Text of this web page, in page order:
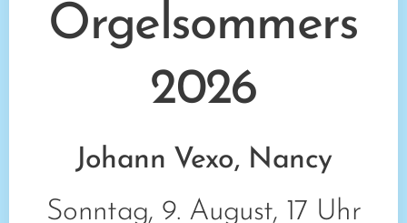
Orgelsommers
2026
Johann Vexo, Nancy
Sonntag, 9. August, 17 Uhr